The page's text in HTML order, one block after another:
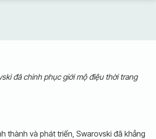
đã chinh phục giới mộ điệu thời trang
thành và phát triển, Swarovski đã khẳng